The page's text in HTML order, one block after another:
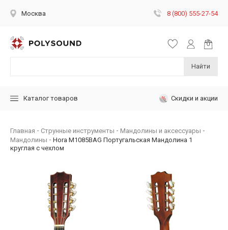
Москва 8 (800) 555-27-54
Найти
Каталог товаров Скидки и акции
Главная Струнные инструменты
Мандолины и аксессуары
Мандолины
Hora M1085BAG Португальская Мандолина 1
круглая с чехлом